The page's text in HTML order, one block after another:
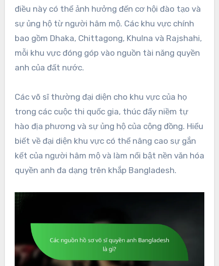
điều này có thể ảnh hưởng đến cơ hội đào tạo và
sự ủng hộ từ người hâm mộ. Các khu vực chính
bao gồm Dhaka, Chittagong, Khulna và Rajshahi,
mỗi khu vực đóng góp vào nguồn tài năng quyền
anh của đất nước.
Các võ sĩ thường đại diện cho khu vực của họ
trong các cuộc thi quốc gia, thúc đẩy niềm tự
hào địa phương và sự ủng hộ của cộng đồng. Hiểu
biết về đại diện khu vực có thể nâng cao sự gắn
kết của người hâm mộ và làm nổi bật nền văn hóa
quyền anh đa dạng trên khắp Bangladesh.